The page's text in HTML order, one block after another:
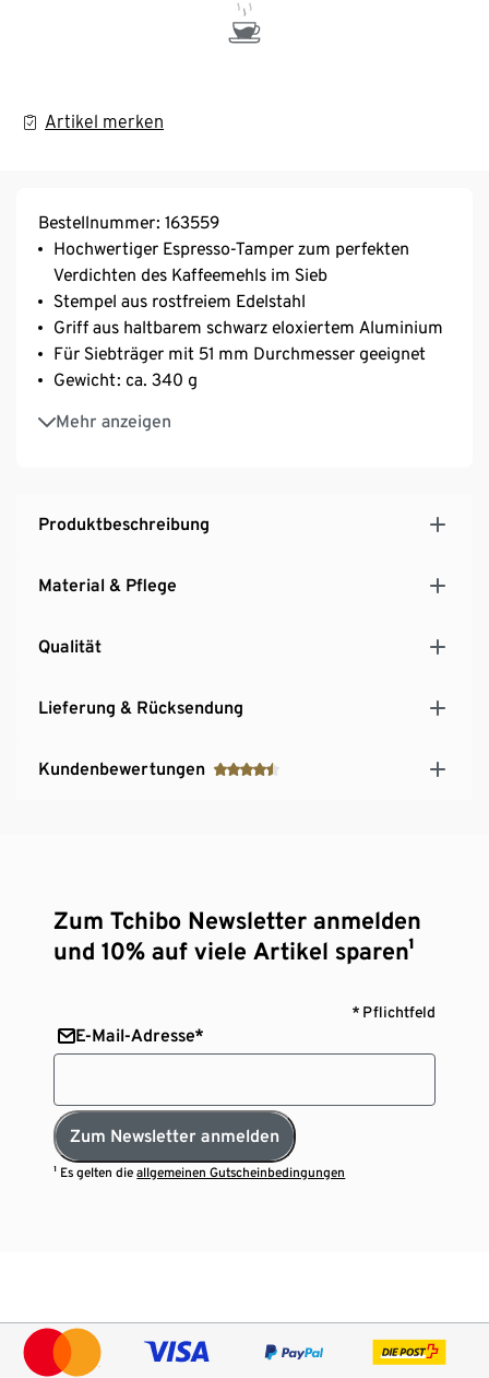
Artikel merken
Bestellnummer: 163559
Hochwertiger Espresso-Tamper zum perfekten
Verdichten des Kaffeemehls im Sieb
Stempel aus rostfreiem Edelstahl
Griff aus haltbarem schwarz eloxiertem Aluminium
Für Siebträger mit 51 mm Durchmesser geeignet
Gewicht: ca. 340 g
Mehr anzeigen
Spülmaschinengeeignet
Produktbeschreibung
Material & Pflege
Qualität
Lieferung & Rücksendung
Kundenbewertungen
Zum Tchibo Newsletter anmelden
und 10% auf viele Artikel sparen¹
* Pflichtfeld
E-Mail-Adresse*
Zum Newsletter anmelden
¹ Es gelten dieallgemeinen Gutscheinbedingungen